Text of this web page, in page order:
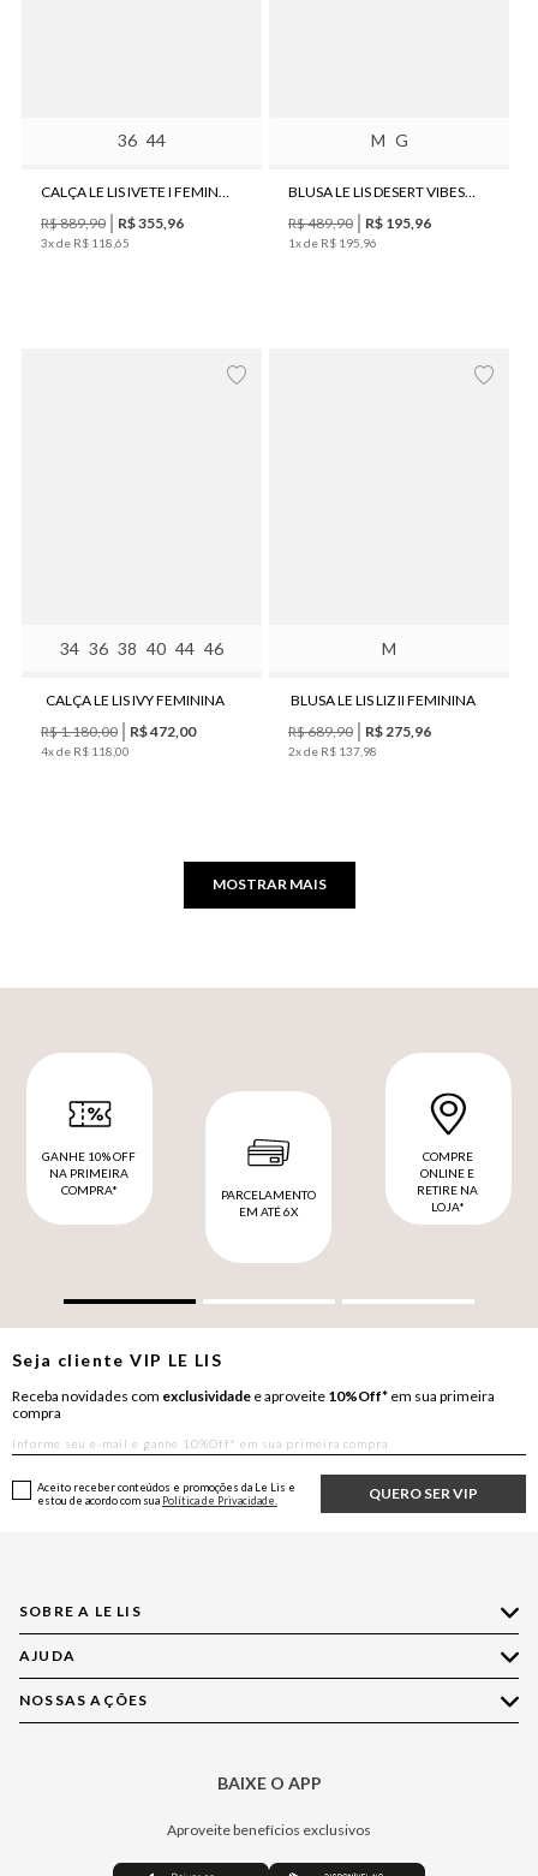
36 44
CALÇA LE LIS IVETE I FEMININA
R$889,90 R$355,96
3x de R$ 118 65
M G
BLUSA LE LIS DESERT VIBES I FEMININA
R$489,90 R$ 195,96
1x de R$ 195 96
34 36 38 40 44 46
CALÇA LE LIS IVY FEMININA
R$1.180,00 R$472 00
4x de R$ 118 00
M
BLUSA LE LIS LIZ II FEMININA
R$689,90 R$ 275 96
2x de R$ 137 98
MOSTRAR MAIS
GANHE 10% OFF
NA PRIMEIRA
COMPRA*
PARCELAMENTO
EM ATÉ 6X
COMPRE
ONLINE E
RETIRE NA
LOJA*
Seja clienteVIP LE LIS
Receba novidades com exclusividade e aproveite 10%Off* em sua primeira
compra
QUERO SER VIP
Aceito receber conteúdos e promoções da Le Lis e
estou de acordo com sua Política de Privacidade.
SOBRE A LE LIS
Quem Somos
Nossas Lojas
Política de Privacidade
AJUDA
Compre pelo WhatsApp
Central de Relacionamento
NOSSAS AÇÕES
BAIXE O APP
Aproveite benefícios exclusivos